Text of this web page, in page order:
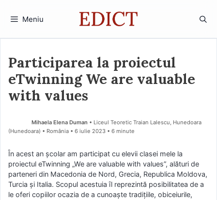
Meniu
Participarea la proiectul
eTwinning We are valuable
with values
Mihaela Elena Duman • Liceul Teoretic Traian Lalescu, Hunedoara
(Hunedoara) • România
6 iulie 2023 • 6 minute
Ȋn acest an şcolar am participat cu elevii clasei mele la
proiectul eTwinning „We are valuable with values”, alături de
parteneri din Macedonia de Nord, Grecia, Republica Moldova,
Turcia şi Italia. Scopul acestuia ȋl reprezintă posibilitatea de a
le oferi copiilor ocazia de a cunoaşte tradiţiile, obiceiurile,